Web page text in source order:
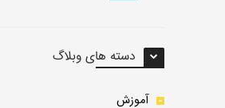
دسته های وبلاگ
آموزش